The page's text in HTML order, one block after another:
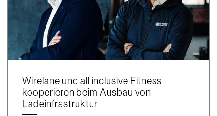
Wirelane und all inclusive Fitness
kooperieren beim Ausbau von
Ladeinfrastruktur